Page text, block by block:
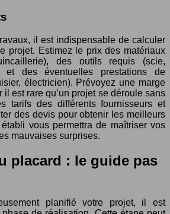
il est indispensable de calculer
projet. Estimez le prix des matériaux
des outils requis (scie,
et des éventuelles prestations de
électricien). Prévoyez une marge
il est rare qu’un projet se déroule sans
tarifs des différents fournisseurs et
des devis pour obtenir les meilleurs
vous permettra de maîtriser vos
mauvaises surprises.
placard : le guide pas
planifié votre projet, il est